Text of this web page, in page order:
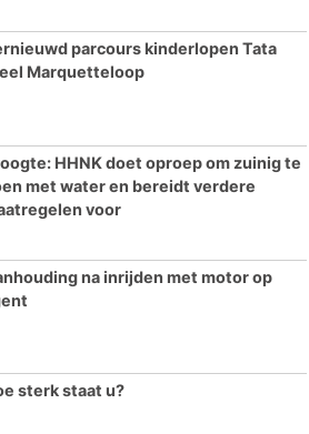
parcours kinderlopen Tata
Marquetteloop
HHNK doet oproep om zuinig te
met water en bereidt verdere
voor
na inrijden met motor op
sterk staat u?